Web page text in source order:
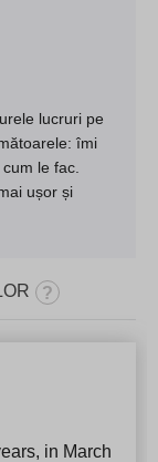
lucruri pe
îmi
le fac.
ușor și
in March